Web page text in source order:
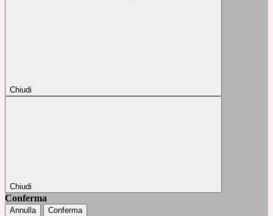
Chiudi
Chiudi
Conferma
Annulla Conferma